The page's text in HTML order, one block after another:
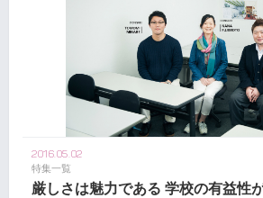
2016.05.02
特集一覧
厳しさは魅力である 学校の有益性